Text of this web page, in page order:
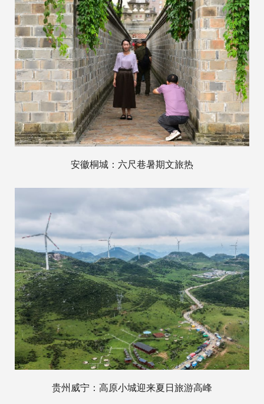
安徽桐城：六尺巷暑期文旅热
贵州威宁：高原小城迎来夏日旅游高峰